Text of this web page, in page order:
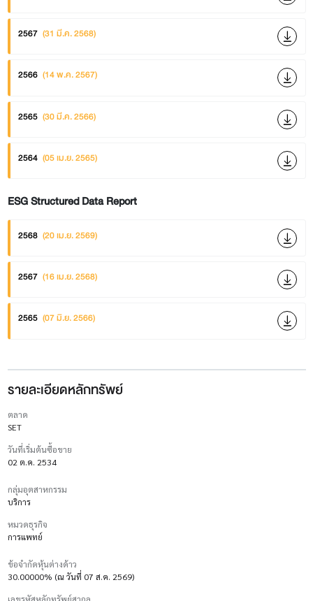
2567 (31 มี.ค. 2568)
2566 (14 พ.ค. 2567)
2565 (30 มี.ค. 2566)
2564 (05 เม.ย. 2565)
ESG Structured Data Report
2568 (20 เม.ย. 2569)
2567 (16 เม.ย. 2568)
2565 (07 มิ.ย. 2566)
รายละเอียดหลักทรัพย์
ตลาด
SET
วันที่เริ่มต้นซื้อขาย
02 ต.ค. 2534
กลุ่มอุตสาหกรรม
บริการ
หมวดธุรกิจ
การแพทย์
ข้อจำกัดหุ้นต่างด้าว
30.00000% (ณ วันที่ 07 ส.ค. 2569)
เลขรหัสหลักทรัพย์สากล